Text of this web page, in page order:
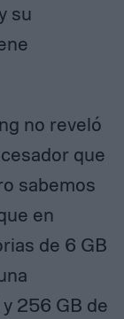
su
no reveló
que
sabemos
en
de 6 GB
256 GB de